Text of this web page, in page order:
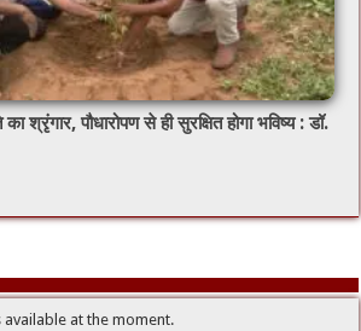
श्रृंगार, पौधारोपण से ही सुरक्षित होगा भविष्य : डॉ.
at the moment.